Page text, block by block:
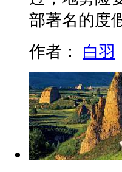
部著名的度
作者： 白羽